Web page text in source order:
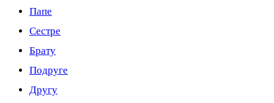
Папе
Сестре
Брату
Подруге
Другу